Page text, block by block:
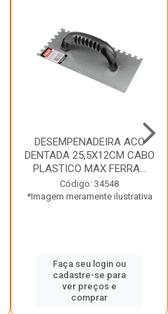
DESEMPENADEIRA ACO
DENTADA 25,5X12CM CABO
PLASTICO MAX FERRA...
Código: 34548
*Imagem meramente ilustrativa
Faça seu login ou
cadastre-se para
ver preços e
comprar